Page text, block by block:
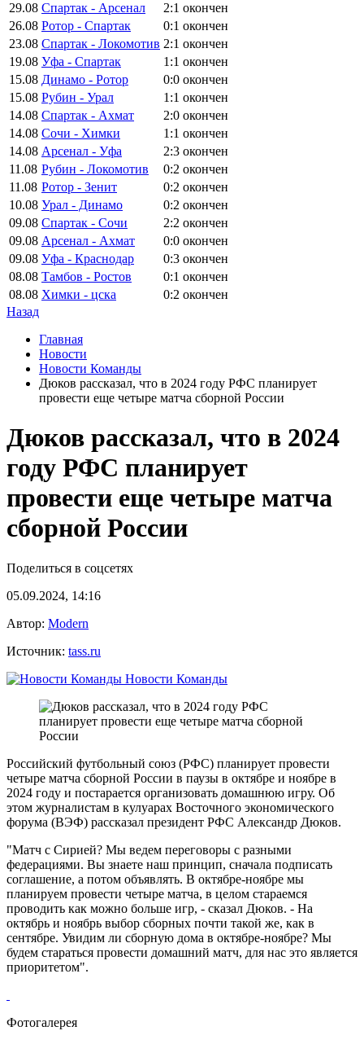
29.08 Спартак - Арсенал 2:1 окончен
26.08 Ротор - Спартак 0:1 окончен
23.08 Спартак - Локомотив 2:1 окончен
19.08 Уфа - Спартак 1:1 окончен
15.08 Динамо - Ротор 0:0 окончен
15.08 Рубин - Урал 1:1 окончен
14.08 Спартак - Ахмат 2:0 окончен
14.08 Сочи - Химки 1:1 окончен
14.08 Арсенал - Уфа 2:3 окончен
11.08 Рубин - Локомотив 0:2 окончен
11.08 Ротор - Зенит 0:2 окончен
10.08 Урал - Динамо 0:2 окончен
09.08 Спартак - Сочи 2:2 окончен
09.08 Арсенал - Ахмат 0:0 окончен
09.08 Уфа - Краснодар 0:3 окончен
08.08 Тамбов - Ростов 0:1 окончен
08.08 Химки - цска 0:2 окончен
Назад
Главная
Новости
Новости Команды
Дюков рассказал, что в 2024 году РФС планирует
провести еще четыре матча сборной России
Дюков рассказал, что в 2024
году РФС планирует
провести еще четыре матча
сборной России
Поделиться в соцсетях
05.09.2024, 14:16
Автор: Modern
Источник: tass.ru
Новости Команды
Российский футбольный союз (РФС) планирует провести
четыре матча сборной России в паузы в октябре и ноябре в
2024 году и постарается организовать домашнюю игру. Об
этом журналистам в кулуарах Восточного экономического
форума (ВЭФ) рассказал президент РФС Александр Дюков.
"Матч с Сирией? Мы ведем переговоры с разными
федерациями. Вы знаете наш принцип, сначала подписать
соглашение, а потом объявлять. В октябре-ноябре мы
планируем провести четыре матча, в целом стараемся
проводить как можно больше игр, - сказал Дюков. - На
октябрь и ноябрь выбор сборных почти такой же, как в
сентябре. Увидим ли сборную дома в октябре-ноябре? Мы
будем стараться провести домашний матч, для нас это является
приоритетом".
Фотогалерея